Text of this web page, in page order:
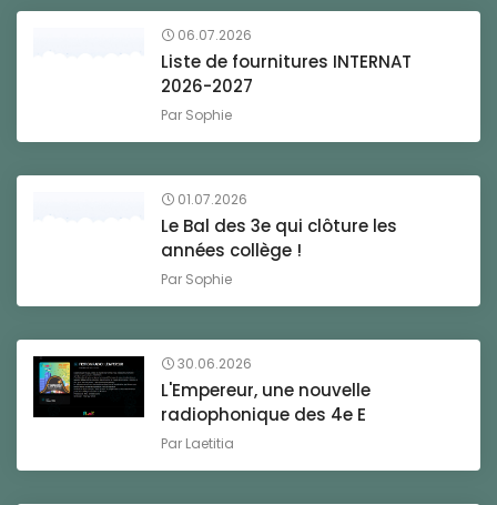
06.07.2026
Liste de fournitures INTERNAT
2026-2027
Par Sophie
01.07.2026
Le Bal des 3e qui clôture les
années collège !
Par Sophie
30.06.2026
L'Empereur, une nouvelle
radiophonique des 4e E
Par Laetitia